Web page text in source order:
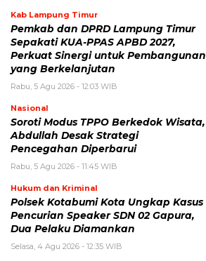
Kab Lampung Timur
Pemkab dan DPRD Lampung Timur
Sepakati KUA-PPAS APBD 2027,
Perkuat Sinergi untuk Pembangunan
yang Berkelanjutan
Rabu, 5 Agu 2026 - 12:03 WIB
Nasional
Soroti Modus TPPO Berkedok Wisata,
Abdullah Desak Strategi
Pencegahan Diperbarui
Rabu, 5 Agu 2026 - 11:45 WIB
Hukum dan Kriminal
Polsek Kotabumi Kota Ungkap Kasus
Pencurian Speaker SDN 02 Gapura,
Dua Pelaku Diamankan
Selasa, 4 Agu 2026 - 12:35 WIB